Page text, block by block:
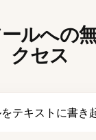
ルへの
クセス
テキストに書き